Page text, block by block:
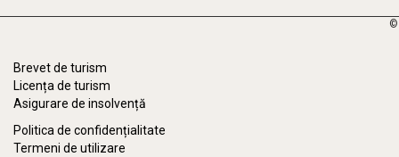
©
Brevet de turism
Licența de turism
Asigurare de insolvență
Politica de confidențialitate
Termeni de utilizare